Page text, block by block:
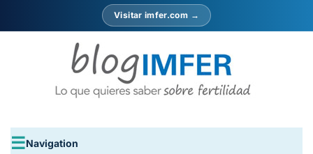
Visitar imfer.com →
Navigation